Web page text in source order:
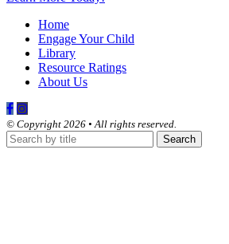
Home
Engage Your Child
Library
Resource Ratings
About Us
© Copyright 2026 • All rights reserved.
Search